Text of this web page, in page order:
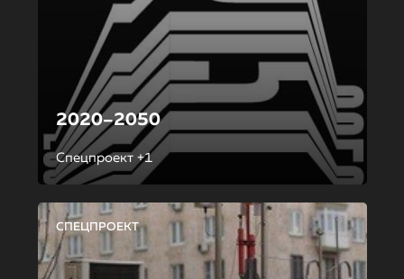
2020–2050
Спецпроект +1
СПЕЦПРОЕКТ